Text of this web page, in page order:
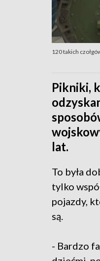
120 takich
Pikniki,
lat.
To była
tylko
pojazdy,
są.
- Bardzo